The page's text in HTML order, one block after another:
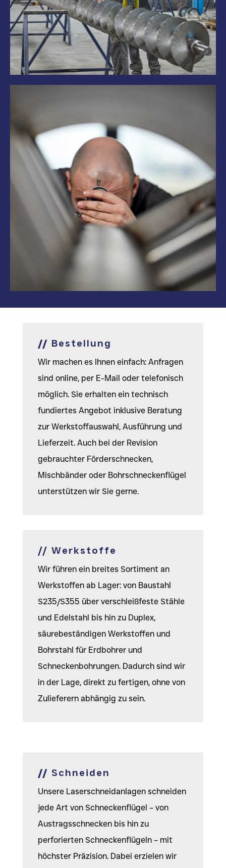
// Bestellung
Wir machen es Ihnen einfach: Anfragen
sind online, per E-Mail oder telefonisch
möglich. Sie erhalten ein technisch
fundiertes Angebot inklusive Beratung
zur Werkstoffauswahl, Ausführung und
Lieferzeit. Auch bei der Revision
gebrauchter Förderschnecken,
Mischbänder oder Bohrschneckenflügel
unterstützen wir Sie gerne.
// Werkstoffe
Wir führen ein breites Sortiment an
Werkstoffen ab Lager: von Baustahl
S235/S355 über verschleißfeste Stähle
und Edelstahl bis hin zu Duplex,
säurebeständigen Werkstoffen und
Bohrstahl für Erdbohrer und
Schneckenbohrungen. Dadurch sind wir
in der Lage, direkt zu fertigen, ohne von
Zulieferern abhängig zu sein.
// Schneiden
Unsere Laserschneidanlagen schneiden
jede Art von Schneckenflügel – von
Austragsschnecken bis hin zu
perforierten Schneckenflügeln – mit
höchster Präzision. Dabei erzielen wir